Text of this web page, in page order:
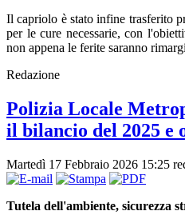
Il capriolo è stato infine trasferito
per le cure necessarie, con
non appena le ferite saranno
Redazione
Polizia Locale
il bilancio del 2025 e
Martedì 17 Febbraio 2026 15:25
Tutela dell'ambiente, sicurezza